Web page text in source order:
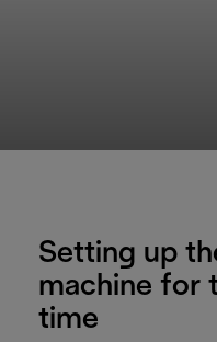
Setting up
machine for
time